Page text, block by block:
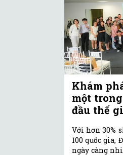
Khám
một
đầu thế
Với hơn 30%
100 quốc gia,
ngày càng